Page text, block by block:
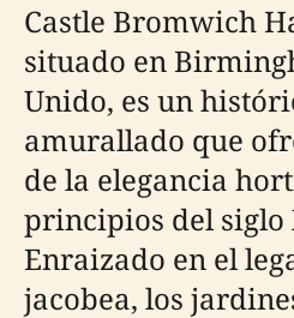
Castle Bromwich
situado en
Unido, es un
amurallado que
de la elegancia
principios del siglo
Enraizado en el
jacobea, los